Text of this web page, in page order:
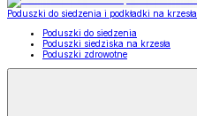
Poduszki do siedzenia i podkładki na krzesła
Poduszki do siedzenia
Poduszki siedziska na krzesła
Poduszki zdrowotne